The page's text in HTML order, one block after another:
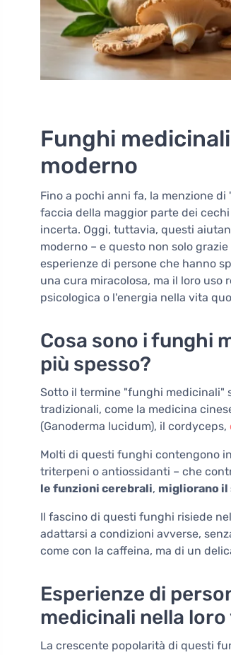
Funghi
moderno
Fino a pochi anni fa, la menzione
faccia della maggior parte dei
incerta. Oggi, tuttavia, questi
moderno – e questo non solo
esperienze di persone che hanno
una cura miracolosa, ma il loro
psicologica o l'energia nella vita
Cosa sono i funghi
più spesso?
Sotto il termine "funghi medicinali"
tradizionali, come la medicina
(Ganoderma lucidum), il cordyceps,
Molti di questi funghi contengono
triterpeni o antiossidanti – che
le funzioni cerebrali, migliorano il
Il fascino di questi funghi risiede
adattarsi a condizioni avverse,
come con la caffeina, ma di un
Esperienze di
medicinali nella
La crescente popolarità di questi